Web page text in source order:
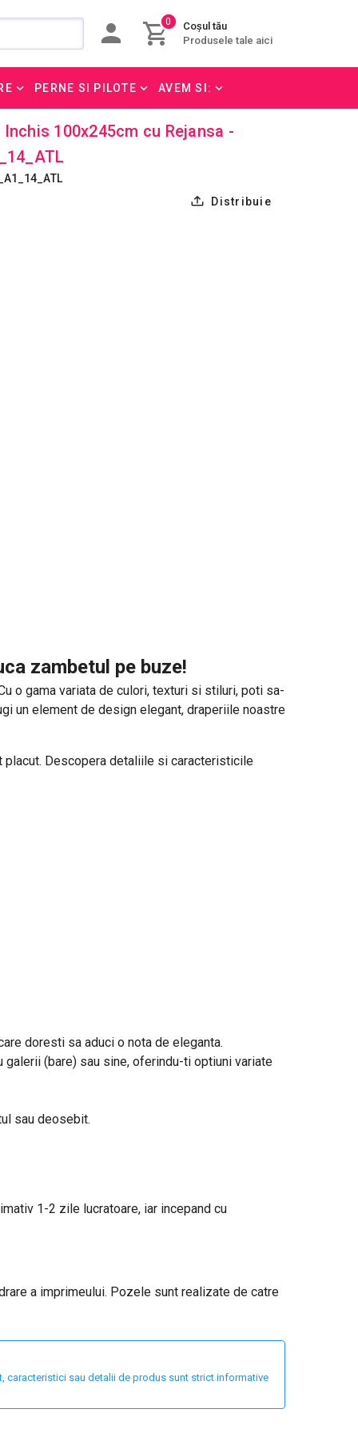
0
Coșul tău
Produsele tale aici
PERNE SI PILOTE AVEM SI:
100x245cm cu Rejansa -
Distribuie
zambetul pe buze!
o gama variata de culori, texturi si stiluri, poti sa-
un element de design elegant, draperiile noastre
Descopera detaliile si caracteristicile
doresti sa aduci o nota de eleganta.
(bare) sau sine, oferindu-ti optiuni variate
sau deosebit.
1-2 zile lucratoare, iar incepand cu
a imprimeului. Pozele sunt realizate de catre
caracteristici sau detalii de produs sunt strict informative